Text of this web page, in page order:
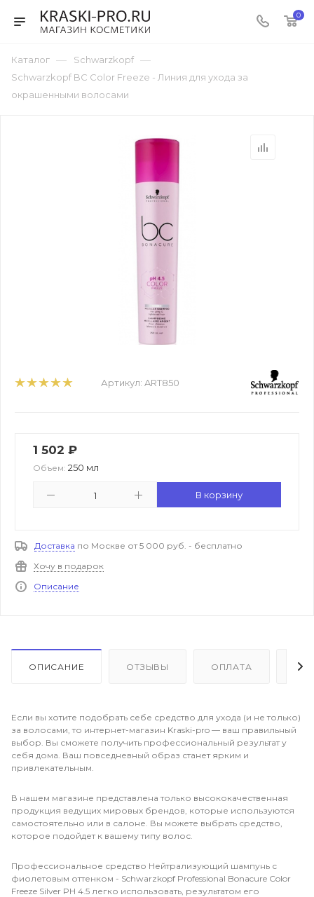
0
Каталог — Schwarzkopf —
Schwarzkopf BC Color Freeze - Линия для ухода за
окрашенными волосами
Артикул: ART850
1 502 ₽
Объем: 250 мл
В корзину
Доставка по Москве от 5 000 руб. - бесплатно
Хочу в подарок
Описание
ОПИСАНИЕ ОТЗЫВЫ ОПЛАТА
Если вы хотите подобрать себе средство для ухода (и не только)
за волосами, то интернет-магазин Kraski-pro — ваш правильный
выбор. Вы сможете получить профессиональный результат у
себя дома. Ваш повседневный образ станет ярким и
привлекательным.
В нашем магазине представлена только высококачественная
продукция ведущих мировых брендов, которые используются
самостоятельно или в салоне. Вы можете выбрать средство,
которое подойдет к вашему типу волос.
Профессиональное средство Нейтрализующий шампунь с
фиолетовым оттенком - Schwarzkopf Professional Bonacure Color
Freeze Silver PH 4.5 легко использовать, результатом его